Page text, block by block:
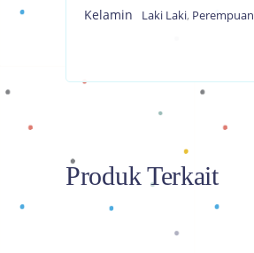
Kelamin Laki Laki, Perempuan
Produk Terkait